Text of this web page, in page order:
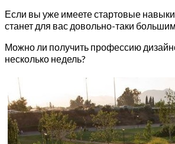
Если вы уже имеете стартовые навыки
станет для вас довольно-таки
Можно ли получить профессию
несколько недель?